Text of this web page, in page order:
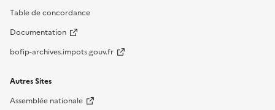
Table de concordance
Documentation
bofip-archives.impots.gouv.fr
Autres Sites
Assemblée nationale